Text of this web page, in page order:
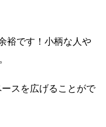
裕です！小柄な人や
スを広げることがで